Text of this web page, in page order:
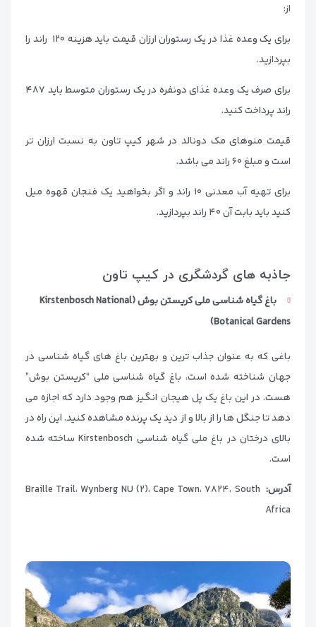
از:
برای یک وعده غذا در یک رستوران ارزان قیمت باید هزینه ۱۲۰ راند را
بپردازید.
برای صرف یک وعده غذای دونفره در یک رستوران متوسط باید ۴۸۷
راند پرداخت کنید.
قیمت منوهای مک دونالد در شهر کیپ تاون به نسبت ارزان تر
است و مبلغ ۶۰ راند می باشد.
برای تهیه آب معدنی ۱۰ راند و اگر بخواهید یک فنجان قهوه میل
کنید باید بابت آن ۴۰ راند بپردازید.
جاذبه های گردشگری در کیپ تاون
باغ گیاه شناسی ملی کریستن بوش (Kirstenbosch National
Botanical Gardens)
باغی که به عنوان جذاب ترین و بهترین باغ های گیاه شناسی در
جهان شناخته شده است، باغ گیاه شناسی ملی “کریستن بوش”
هست. در این باغ یک پل هیجان انگیز هم وجود دارد که اجازه می
دهد تا جنگل ها را از بالا و از دید یک پرنده مشاهده کنید. این راه در
بالای درختان در باغ ملی گیاه شناسی Kirstenbosch ساخته شده
است.
آدرس: Braille Trail، Wynberg NU (۲)، Cape Town، ۷۸۲۴، South
Africa